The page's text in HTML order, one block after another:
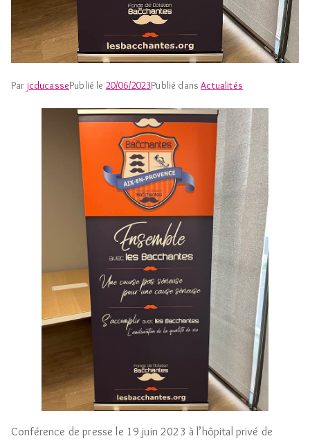
Par jcducassePublié le 20/06/2023Publié dansActualités
Conférence de presse le 19 juin 2023 à l’hôpital privé de